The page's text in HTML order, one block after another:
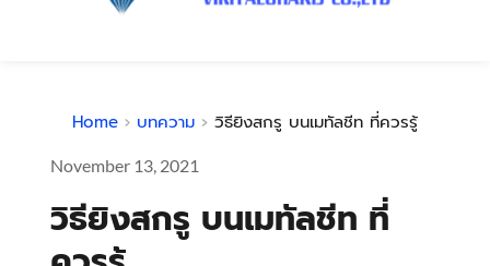
Home บทความ วิธียิงสกรู บนเมทัลชีท ที่ควรรู้
November 13, 2021
วิธียิงสกรู บนเมทัลชีท ที่